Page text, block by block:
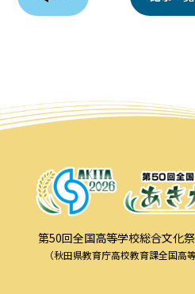
第50回全国高等学校総合文化
（秋田県教育庁高校教育課全国高